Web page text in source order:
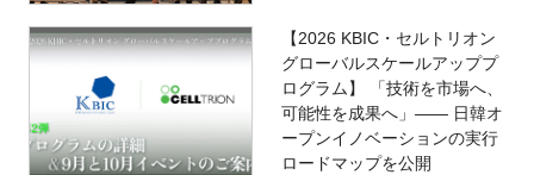
【2026 KBIC・セルトリオン
グローバルスケールアッププ
ログラム】 「技術を市場へ、
可能性を成果へ」―― 日韓オ
ープンイノベーションの実行
ロードマップを公開